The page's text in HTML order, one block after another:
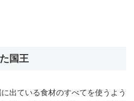
国王
出ている食材のすべてを使うよう